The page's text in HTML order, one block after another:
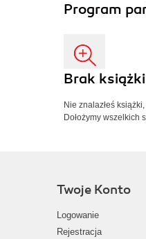
Program
Brak
Nie znalazłeś
Dołożymy wszelkich
Twoje Konto
Logowanie
Rejestracja